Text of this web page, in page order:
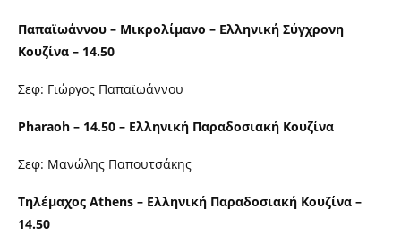
Παπαϊωάννου – Μικρολίμανο – Ελληνική Σύγχρονη
Κουζίνα – 14.50
Σεφ: Γιώργος Παπαϊωάννου
Pharaoh – 14.50 – Ελληνική Παραδοσιακή Κουζίνα
Σεφ: Μανώλης Παπουτσάκης
Τηλέμαχος Athens – Ελληνική Παραδοσιακή Κουζίνα –
14.50